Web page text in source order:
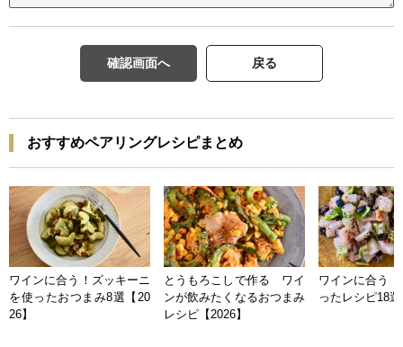
確認画面へ 戻る
おすすめペアリングレシピまとめ
ワインに合う！ズッキーニ
を使ったおつまみ8選【20
26】
とうもろこしで作る ワイ
ンが飲みたくなるおつまみ
レシピ【2026】
ワインに合う
ったレシピ18